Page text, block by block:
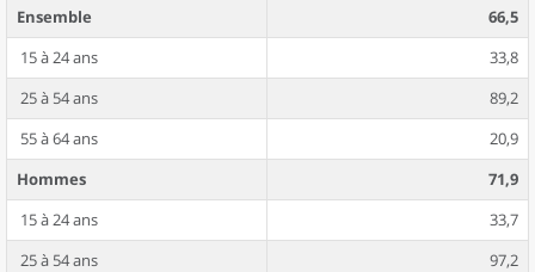
Ensemble
66,5
15 à 24 ans
33,8
25 à 54 ans
89,2
55 à 64 ans
20,9
Hommes
71,9
15 à 24 ans
33,7
25 à 54 ans
97,2